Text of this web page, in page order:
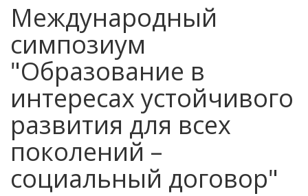
Международный
симпозиум
"Образование в
интересах устойчивого
развития для всех
поколений –
социальный договор"